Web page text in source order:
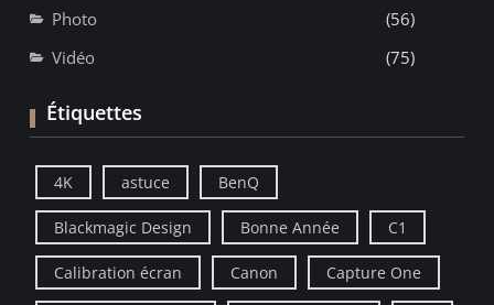
Photo
(56)
Vidéo
(75)
Étiquettes
4K astuce BenQ
Blackmagic Design Bonne Année C1
Calibration écran Canon Capture One